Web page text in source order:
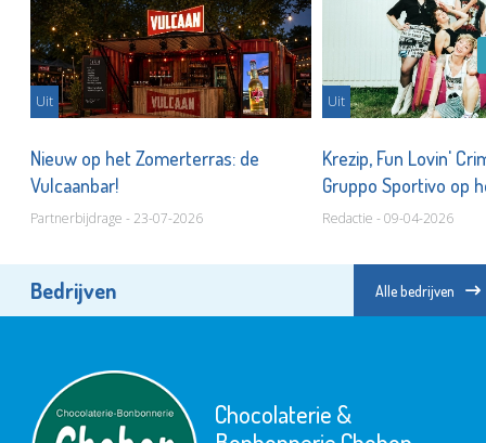
Uit
Nieuw op het Zomerterras: de
Vulcaanbar!
Partnerbijdrage - 23-07-2026
Uit
Krezip, Fun Lovin'
Gruppo Sportivo op
Redactie - 09-04-2026
Bedrijven Alle bedrijven
Chocolaterie &